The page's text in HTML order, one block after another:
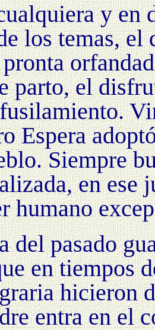
y en
los temas, el
parto, el
Espera
Siempre
en ese
humano
del pasado
en tiempos
hicieron
entra en el